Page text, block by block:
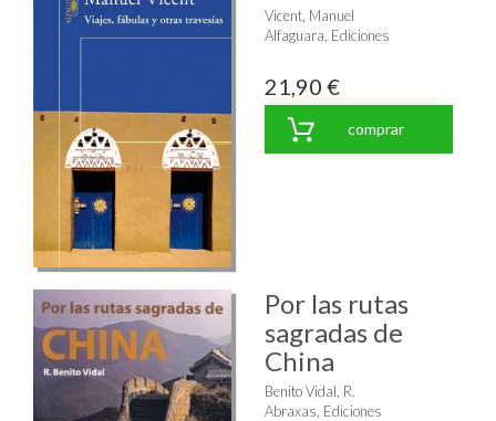
Vicent, Manuel
Alfaguara, Ediciones
21,90 €
comprar
Por las rutas
sagradas de
China
Benito Vidal, R.
Abraxas, Ediciones